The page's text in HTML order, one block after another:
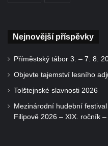
Nejnovější příspěvky
Příměstský tábor 3. – 7. 8.
Objevte tajemství lesního
Tolštejnské slavnosti 2026
Mezinárodní hudební
Filipově 2026 – XIX. ročník